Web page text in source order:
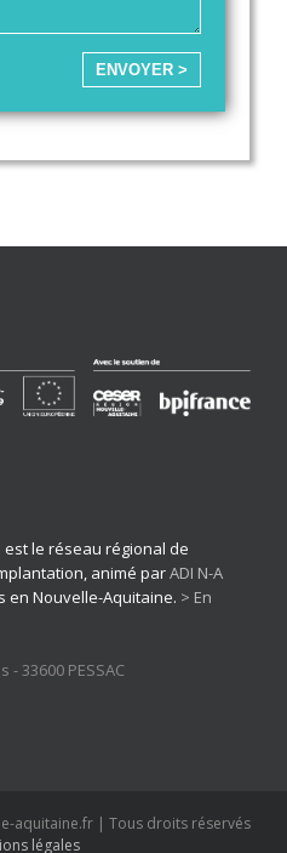
ENVOYER >
le réseau régional de
animé parADI N-A
en Nouvelle-Aquitaine. > En
33600 PESSAC
aquitaine.fr | Tous droits réservés
légales